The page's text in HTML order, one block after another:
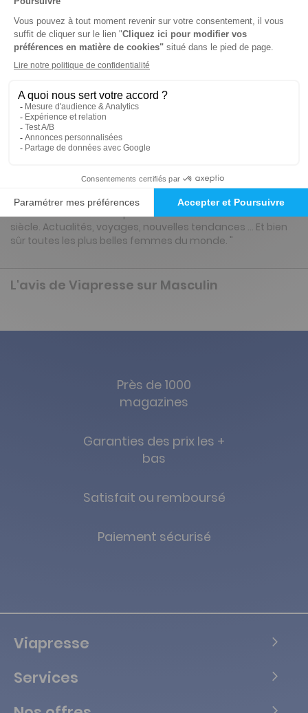
-15%
Abonnement 1 an
26 n° • Digital
76€50
Tarif France métropolitaine
Renouvellement à date d’anniversaire
Présentation du magazine Masculin
siècle. Actualités, voyages, nouvelles tendances … Et bien
sûr toutes les plus belles femmes du monde. "
L'avis de Viapresse sur Masculin
Près de 1000
magazines
Garanties des prix les +
bas
Satisfait ou remboursé
Paiement sécurisé
Viapresse
Services